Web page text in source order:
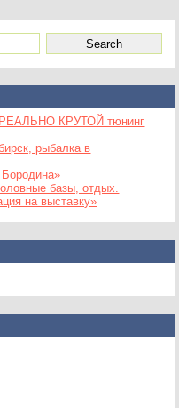
КРУТОЙ тюнинг
рыбалка в
базы, отдых.
на выставку»